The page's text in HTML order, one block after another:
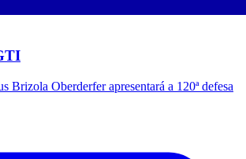
Brizola Oberderfer apresentará a 120ª defesa